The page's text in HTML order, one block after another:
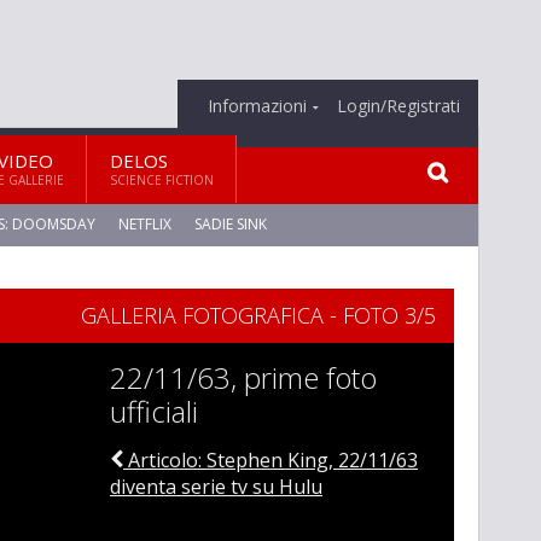
Informazioni Login/Registrati
E GALLERIE
DELOS
SCIENCE FICTION
DOOMSDAY NETFLIX SADIE SINK
GALLERIA FOTOGRAFICA - FOTO 3/5
22/11/63, prime foto
ufficiali
Articolo: Stephen King, 22/11/63
diventa serie tv su Hulu